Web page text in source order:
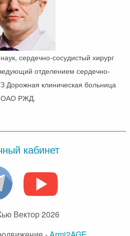
сердечно-сосудистый хирург
отделением сердечно-
Дорожная клиническая больница
ОАО РЖД.
кабинет
Вектор 2026